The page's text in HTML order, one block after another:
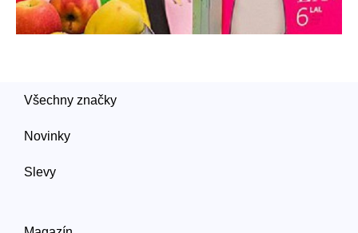
Všechny značky
Novinky
Slevy